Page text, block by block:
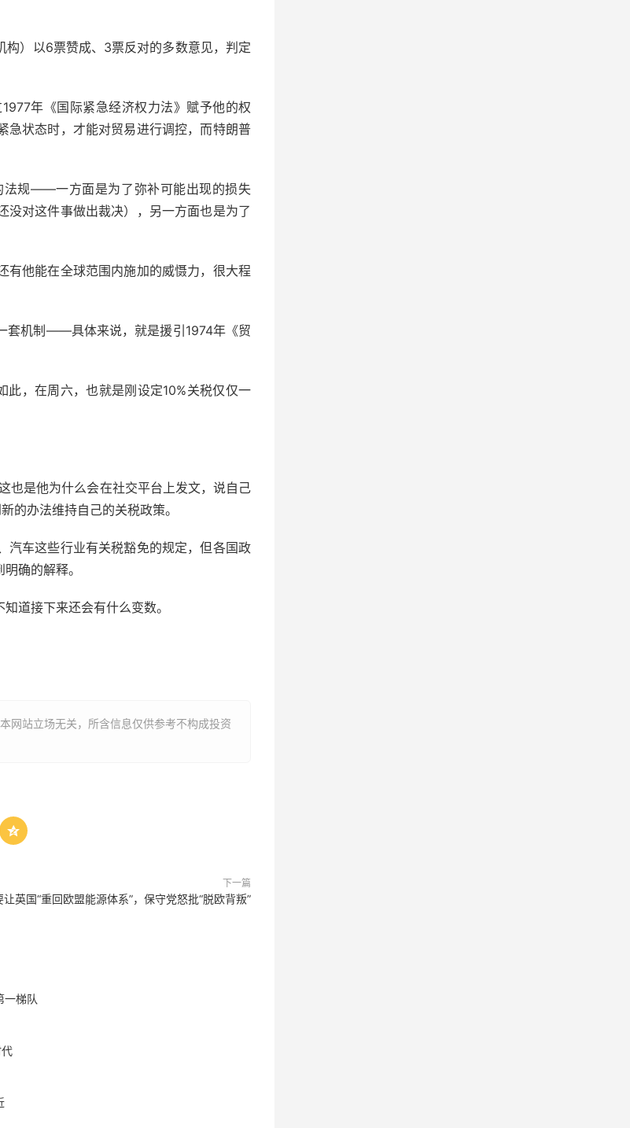
）以6票赞成、3票反对的多数意见，判定
年《国际紧急经济权力法》赋予他的权
急状态时，才能对贸易进行调控，而特朗普
规——一方面是为了弥补可能出现的损失
没对这件事做出裁决），另一方面也是为了
有他能在全球范围内施加的威慑力，很大程
套机制——具体来说，就是援引1974年《贸
此，在周六，也就是刚设定10%关税仅仅一
也是他为什么会在社交平台上发文，说自己
办法维持自己的关税政策。
汽车这些行业有关税豁免的规定，但各国政
确的解释。
道接下来还会有什么变数。
网站立场无关，所含信息仅供参考不构成投资

下一篇
让英国“重回欧盟能源体系”，保守党怒批“脱欧背叛”
一梯队